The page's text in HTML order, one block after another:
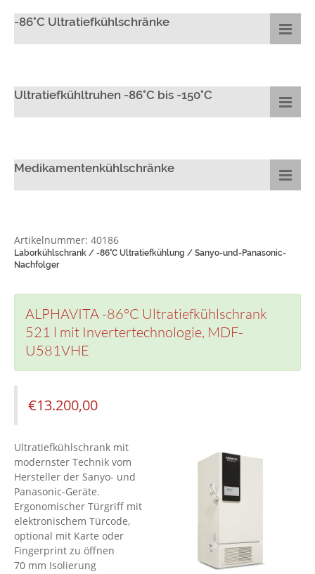
-86°C Ultratiefkühlschränke
Ultratiefkühltruhen -86°C bis -150°C
Medikamentenkühlschränke
Artikelnummer: 40186
Laborkühlschrank / -86°C Ultratiefkühlung / Sanyo-und-Panasonic-
Nachfolger
ALPHAVITA -86°C Ultratiefkühlschrank
521 l mit Invertertechnologie, MDF-
U581VHE
€13.200,00
Ultratiefkühlschrank mit
modernster Technik vom
Hersteller der Sanyo- und
Panasonic-Geräte.
Ergonomischer Türgriff mit
elektronischem Türcode,
optional mit Karte oder
Fingerprint zu öffnen
70 mm Isolierung